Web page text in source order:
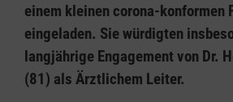
einem kleinen corona-konformen
eingeladen. Sie würdigten
langjährige Engagement von Dr.
(81) als Ärztlichem Leiter.